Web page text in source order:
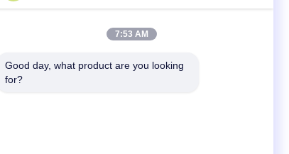
7:53 AM
Good day, what product are you looking
for?